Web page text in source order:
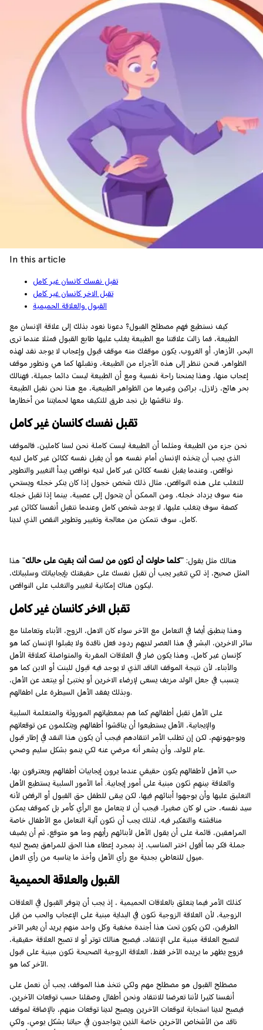
In this article
تقبل نفسك كانسان غير كامل
تقبل الاخر كانسان غير كامل
القبول والعلاقة الحميمية
كيف نستطيع فهم مصطلح القبول؟ دعونا نعود بذلك إلى علاقة الإنسان مع
الطبيعة، فما زالت علاقتنا مع الطبيعة يغلب عليها طابع القبول فمثلا عندما ترى
البحر، الأزهار، أو الغروب، يكون موقفك منه موقف قبول وإعجاب لا يوجد نقد لهذه
الظواهر، فنحن ننظر إلى هذه الأجزاء من الطبيعة، ونقبلها كما هي ونطور موقف
إعجاب منها، وهذا يمنحنا راحة نفسية ومع أن الطبيعة ليست دائما جميلة، فهنالك
بحر هائج، زلازل، براكين وغيرها من الظواهر الطبيعية، مع هذا نحن نقبل الطبيعة
ولا نناقشها بل نجد طرق للتكيف معها لحمايتنا من أخطارها.
تقبل نفسك كانسان غير كامل
نحن جزء من الطبيعة ومثلما أن الطبيعة ليست كاملة نحن لسنا كاملين، فالموقف
الذي يجب أن يتخذه الإنسان أمام نفسه هو أن يقبل نفسه ككائن غير كامل لديه
نواقص، وعندما يقبل نفسه ككائن غير كامل لديه نواقص يبدأ التغيير والتطوير
للتغلب على هذه النواقص، مثال ذلك شخص خجول إذا كان ينكر خجله ويستحي
منه سوف يزداد خجله، ومن الممكن أن يتحول إلى عصبية، بينما إذا تقبل خجله
كصفة سوف يتغلب عليها، لا يوجد شخص كامل وعندما نتقبل أنفسنا ككائن غير
كامل، سوف نتمكن من معالجة وتغيير وتطوير النقص الذي لدينا.
هنالك مثل يقول: "كلما حاولت أن تكون من لست أنت بقيت على حالك" هذا
المثل صحيح، إذ لكي تتغير يجب أن تقبل نفسك على حقيقتك بإيجابياتك وسلبياتك،
ليكون هناك إمكانية لتغيير والتغلب على النواقص.
تقبل الاخر كانسان غير كامل
وهذا ينطبق أيضا في التعامل مع الآخر سواء كان الاهل، الزوج، الأبناء وتعاملنا مع
سائر الاخرين، البشر في هذا العصر لديهم ردود فعل ناقدة ولا يقبلوا الإنسان كما هو
كإنسان غير كامل، وهذا يكون ضار في العلاقات المقربة والمتواصلة كعلاقة الأهل
والأبناء، لأن نتيجة الموقف الناقد الذي لا يوجد فيه قبول للبنت أو الابن كما هو
يتسبب في جعل الولد مزيف يسعى لإرضاء الاخرين أو يختبئ أو يبتعد عن الأهل،
وبذلك يفقد الأهل السيطرة على اطفالهم.
على الأهل تقبل أطفالهم كما هم بمعطياتهم الموروثة والمتعلمة السلبية
والإيجابية، الأهل يستطيعوا أن يناقشوا أطفالهم ويتكلمون عن توقعاتهم
ويوجهونهم، لكن إن تطلب الأمر انتقادهم فيجب أن يكون هذا النقد في إطار قبول
عام للولد، وأن يشعر أنه مرضي عنه لكي ينمو بشكل سليم وصحي.
حب الأهل لأطفالهم يكون حقيقي عندما يرون إيجابيات أطفالهم ويعترفون بها،
والعلاقة بينهم تكون مبنية على أمور إيجابية. أما الأمور السلبية يستطيع الأهل
التعليق عليها وأن يوجهوا أبنائهم فيها، لكن يبقى للطفل حق القبول أو الرفض لأنه
سيد نفسه، حتى لو كان صغيرا، فيجب أن لا يتعامل مع الرأي كأمر بل كموقف يمكن
مناقشته والتفكير فيه، لذلك يجب أن تكون آلية التعامل مع الأطفال خاصة
المراهقين، قائمة على أن يقول الأهل لأبنائهم رأيهم وما هو متوقع، ثم أن يضيف
جملة فكر بما أقول اختر المناسب، إذ بمجرد إعطاء هذا الحق للمراهق يصبح لديه
ميول للتعاطي بجدية مع رأي الأهل وأخذ ما يناسبه من رأي الاهل.
القبول والعلاقة الحميمية
كذلك الأمر فيما يتعلق بالعلاقات الحميمية ، إذ يجب أن يتوفر القبول في العلاقات
الزوجية، لأن العلاقة الزوجية تكون في البداية مبنية على الإعجاب والحب من قبل
الطرفين، لكن يكون تحت هذا أجندة مخفية وكل واحد منهم يريد أن يغير الآخر
لتصبح العلاقة مبنية على الإنتقاد، فيصبح هنالك توتر أو لا تصبح العلاقة حقيقية،
فزوج يظهر ما يريده الآخر فقط، العلاقة الزوجية الصحيحة تكون مبنية على قبول
الآخر كما هو.
مصطلح القبول هو مصطلح مهم ولكي نتخذ هذا الموقف، يجب أن نعمل على
أنفسنا كثيرا لأننا تعرضنا للانتقاد ونحن أطفال وصقلنا حسب توقعات الآخرين،
فيصبح لدينا استجابة لتوقعات الآخرين ويصبح لدينا توقعات منهم، بالإضافة لموقف
ناقد من الأشخاص الآخرين خاصة الذين يتواجدون في حياتنا بشكل يومي، ولكي